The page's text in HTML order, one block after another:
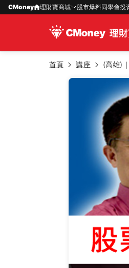
CMoney 理財寶商城 股市爆料同學會投
首頁 講座 (高雄)